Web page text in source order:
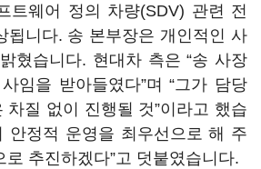
트웨어 정의 차량(SDV) 관련 전
됩니다. 송 본부장은 개인적인 사
혔습니다. 현대차 측은 “송 사장
임을 받아들였다”며 “그가 담당
차질 없이 진행될 것”이라고 했습
안정적 운영을 최우선으로 해 주
추진하겠다”고 덧붙였습니다.